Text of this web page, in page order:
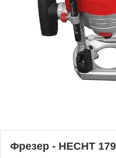
Фрезер - HECHT